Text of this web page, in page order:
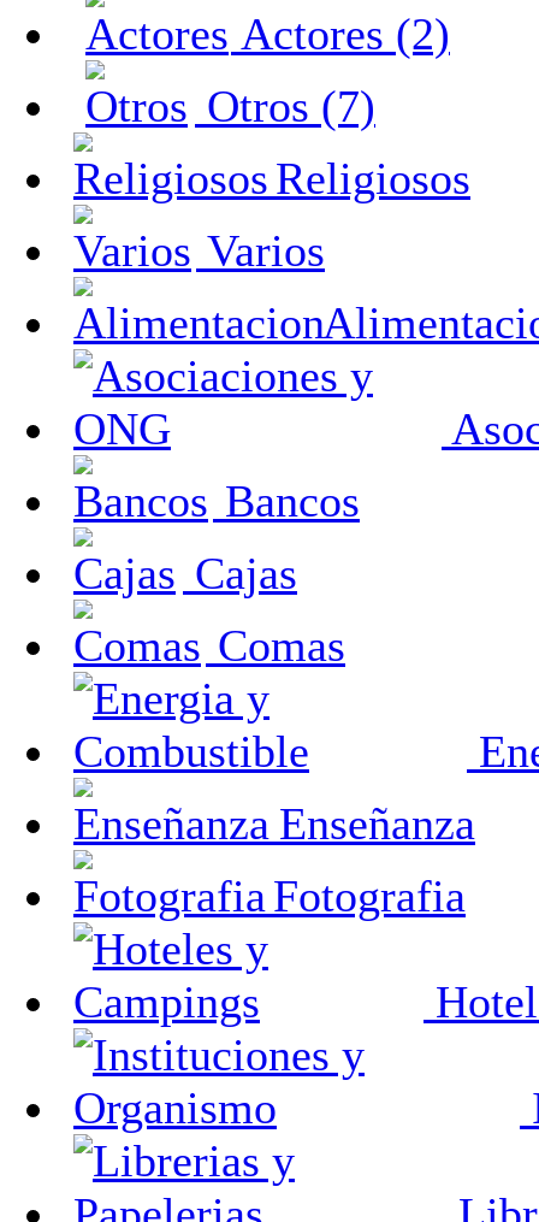
Actores (2)
Otros (7)
Religiosos
Varios
Bancos
Cajas
Comas
Enseñanza
Fotografia